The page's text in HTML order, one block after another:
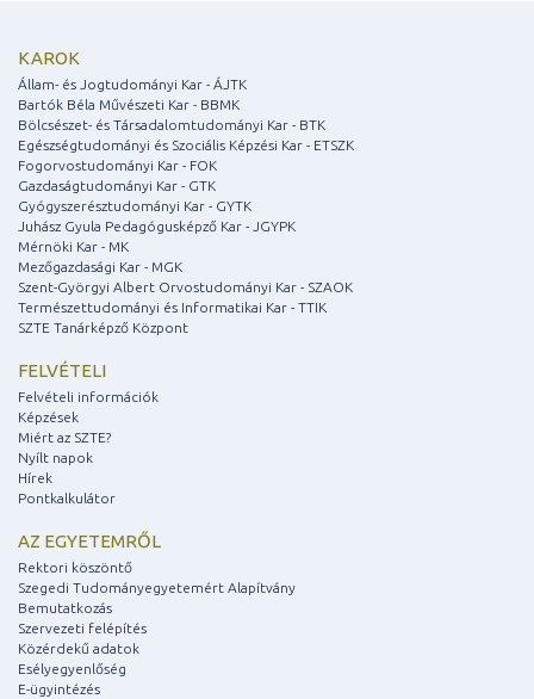
KAROK
Állam- és Jogtudományi Kar - ÁJTK
Bartók Béla Művészeti Kar - BBMK
Bölcsészet- és Társadalomtudományi Kar - BTK
Egészségtudományi és Szociális Képzési Kar - ETSZK
Fogorvostudományi Kar - FOK
Gazdaságtudományi Kar - GTK
Gyógyszerésztudományi Kar - GYTK
Juhász Gyula Pedagógusképző Kar - JGYPK
Mérnöki Kar - MK
Mezőgazdasági Kar - MGK
Szent-Györgyi Albert Orvostudományi Kar - SZAOK
Természettudományi és Informatikai Kar - TTIK
SZTE Tanárképző Központ
FELVÉTELI
Felvételi információk
Képzések
Miért az SZTE?
Nyílt napok
Hírek
Pontkalkulátor
AZ EGYETEMRŐL
Rektori köszöntő
Szegedi Tudományegyetemért Alapítvány
Bemutatkozás
Szervezeti felépítés
Közérdekű adatok
Esélyegyenlőség
E-ügyintézés